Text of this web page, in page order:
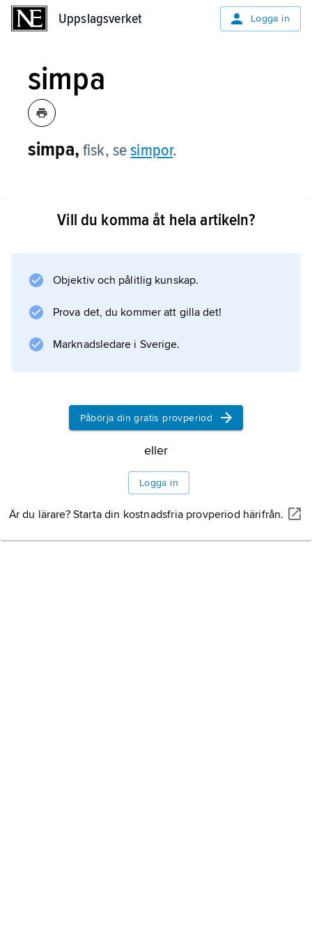
Uppslagsverket Logga in
simpa
simpa, fisk, sesimpor.
Vill du komma åt hela artikeln?
Objektiv och pålitlig kunskap.
Prova det, du kommer att gilla det!
Marknadsledare i Sverige.
Påbörja din gratis provperiod
eller
Logga in
Är du lärare? Starta din kostnadsfria provperiod härifrån.